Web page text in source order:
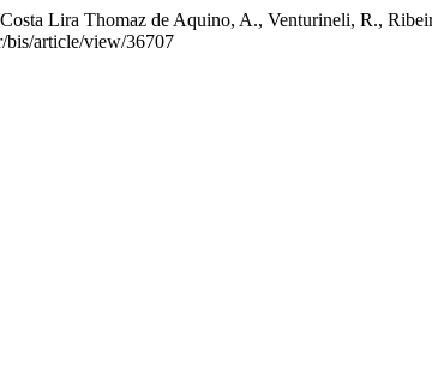
Lira Thomaz de Aquino, A., Venturineli, R.,
bis/article/view/36707